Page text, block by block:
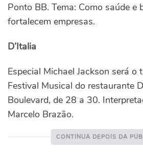
Ponto BB. Tema: Como saúde e
fortalecem empresas.
D’Italia
Especial Michael Jackson será o
Festival Musical do restaurante
Boulevard, de 28 a 30.
Marcelo Brazão.